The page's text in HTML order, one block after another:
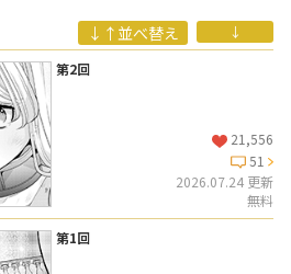
↓↑並べ替え
↓
第2回
21,556
51
2026.07.24 更新
無料
第1回